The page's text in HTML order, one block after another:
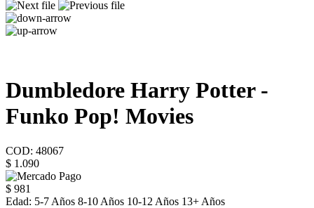
Dumbledore Harry Potter -
Funko Pop! Movies
COD: 48067
$ 1.090
$ 981
Edad: 5-7 Años 8-10 Años 10-12 Años 13+ Años